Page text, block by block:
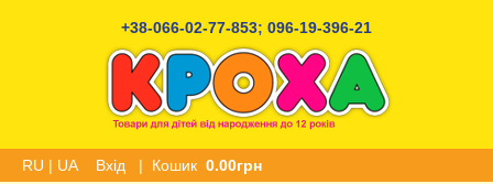
+38-066-02-77-853; 096-19-396-21
RU | UA Вхід | Кошик 0.00грн